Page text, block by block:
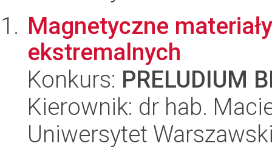
Magnetyczne
ekstremalnych
Konkurs: PRELUDIUM
Kierownik: dr hab.
Uniwersytet